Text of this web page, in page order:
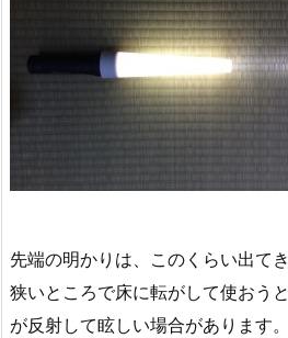
先端の明かりは、このくらい出てき
狭いところで床に転がして使おう
が反射して眩しい場合があります。